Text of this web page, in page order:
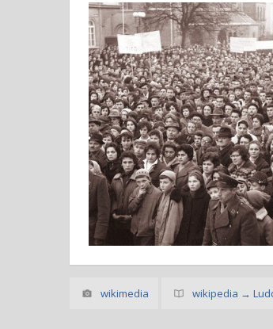
wikimedia wikipedia →